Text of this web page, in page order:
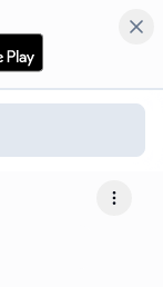
Flere